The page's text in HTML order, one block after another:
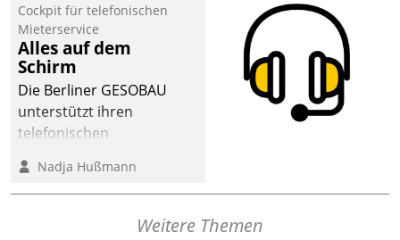
einsehen und ändern
oder
Schadensmeldungen
abgeben – rund um die
Uhr.
Cockpit für telefonischen
Mieterservice
Alles auf dem
Schirm
Die Berliner GESOBAU
unterstützt ihren
telefonischen
digitalen Cockpit, das
situationsbezogen
passende Fragen und
Nadja Hußmann
Weitere Themen